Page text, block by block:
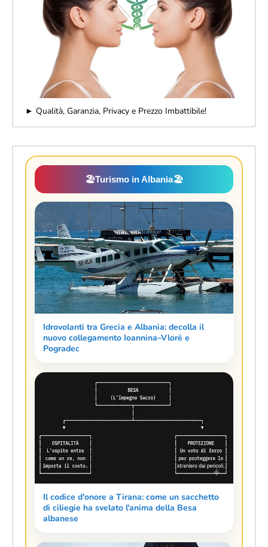
► Qualità, Garanzia, Privacy e Prezzo Imbattibile!
🏖️Turismo in Albania🏖️
Idrovolanti tra Grecia e Albania: decolla il
nuovo collegamento Ioannina–Vlorë e
Pogradec
Il codice d'onore a Tirana: come un sacchetto
di ciliegie ha svelato l'anima della Besa
albanese